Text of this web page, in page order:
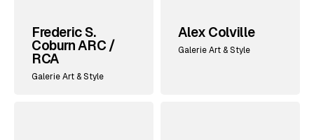
Frederic S.
Coburn ARC /
RCA
Galerie Art & Style
Alex Colville
Galerie Art & Style